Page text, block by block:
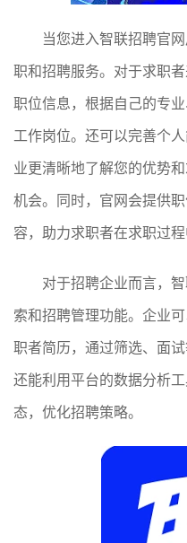
当您进入智联招聘官
职和招聘服务。对于求职
职位信息，根据自己的专
工作岗位。还可以完善个
业更清晰地了解您的优势
机会。同时，官网会提供
容，助力求职者在求职过程
对于招聘企业而言，
索和招聘管理功能。企业
职者简历，通过筛选、面
还能利用平台的数据分析
态，优化招聘策略。